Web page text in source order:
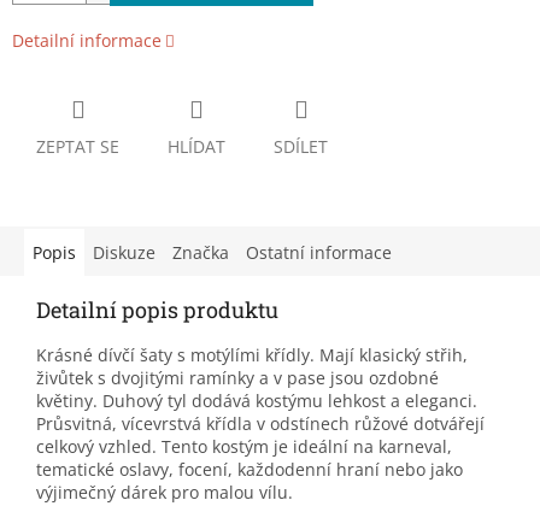
Detailní informace
ZEPTAT SE HLÍDAT SDÍLET
Popis Diskuze Značka Ostatní informace
Detailní popis produktu
Krásné dívčí šaty s motýlími křídly. Mají klasický střih,
živůtek s dvojitými ramínky a v pase jsou ozdobné
květiny. Duhový tyl dodává kostýmu lehkost a eleganci.
Průsvitná, vícevrstvá křídla v odstínech růžové dotvářejí
celkový vzhled. Tento kostým je ideální na karneval,
tematické oslavy, focení, každodenní hraní nebo jako
výjimečný dárek pro malou vílu.